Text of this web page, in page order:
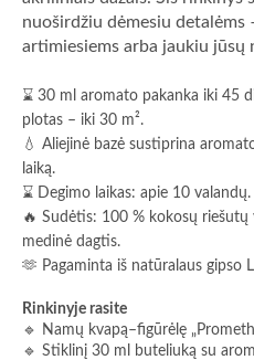
nuoširdžiu dėmesiu detalėms
artimiesiems arba jaukiu jūsų
⌛ 30 ml aromato pakanka iki 45
plotas – iki 30 m².
💧 Aliejinė bazė sustiprina
laiką.
⌛ Degimo laikas: apie 10 valandų.
🔥 Sudėtis: 100 % kokosų riešutų
medinė dagtis.
🫶 Pagaminta iš natūralaus gipso
Rinkinyje rasite
🔹 Namų kvapą–figūrėlę
🔹 Stiklinį 30 ml buteliuką su